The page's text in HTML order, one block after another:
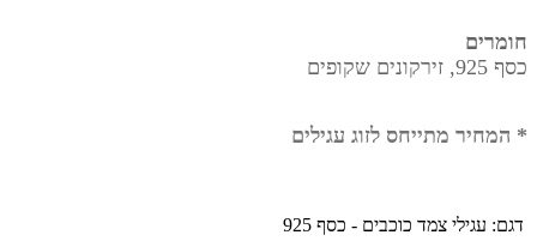
חומרים
כסף 925, זירקונים שקופים
* המחיר מתייחס לזוג עגילים
דגם: עגילי צמד כוכבים - כסף 925